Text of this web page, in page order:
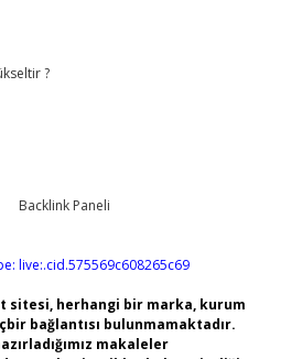
?
live:.cid.575569c608265c69
sitesi, herhangi bir marka, kurum
bağlantısı bulunmamaktadır.
makaleler